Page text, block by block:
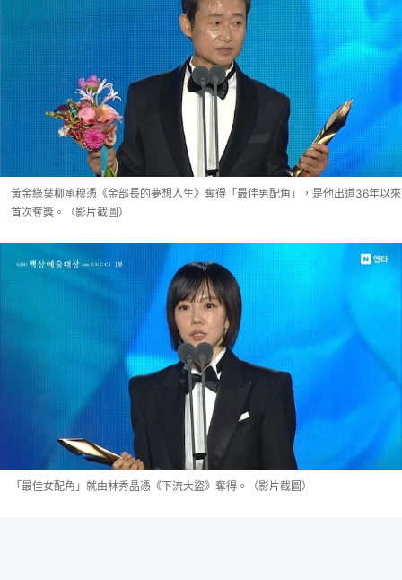
黃金綠葉柳承穆憑《金部長的夢想人生》奪得「最佳男配角」，是他出道36年以來
首次奪獎。（影片截圖）
「最佳女配角」就由林秀晶憑《下流大盜》奪得。（影片截圖）